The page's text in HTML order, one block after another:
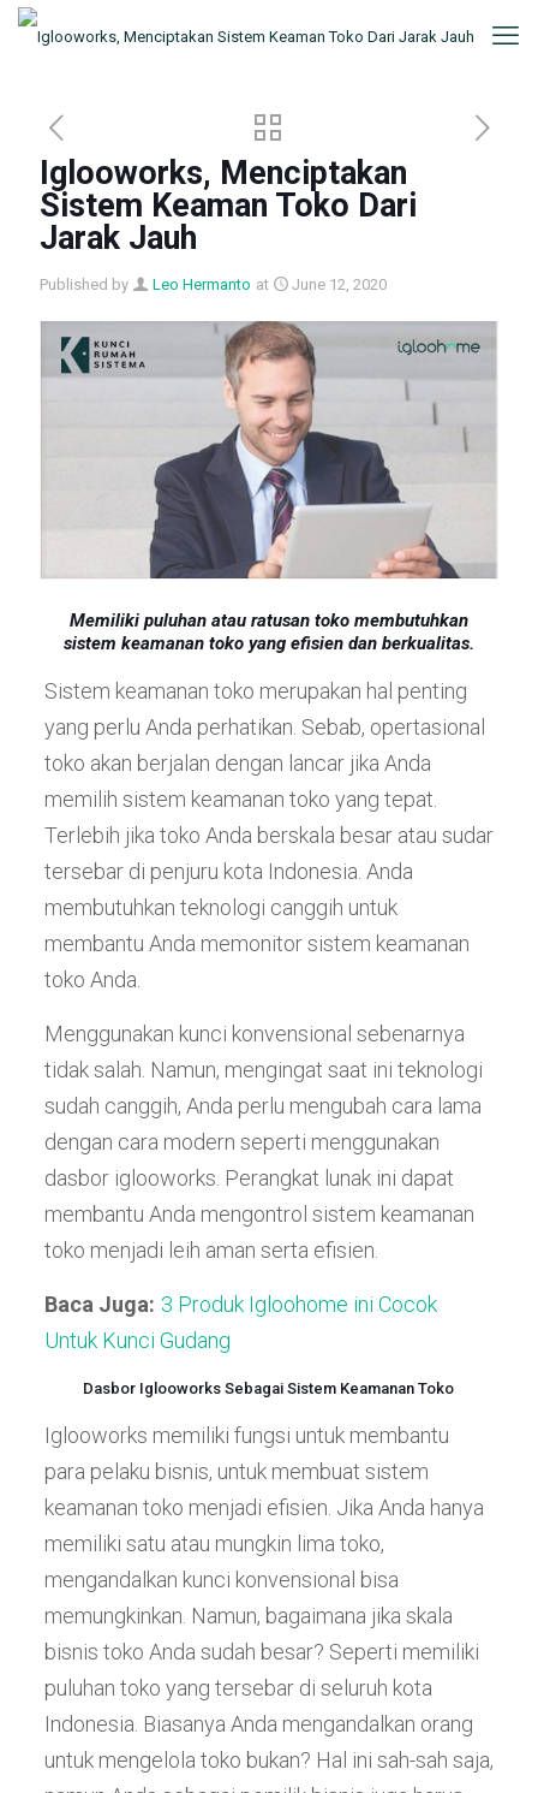
Iglooworks, Menciptakan
Sistem Keaman Toko Dari
Jarak Jauh
Published by Leo Hermanto at June 12, 2020
Memiliki puluhan atau ratusan toko membutuhkan
sistem keamanan toko yang efisien dan berkualitas.
Sistem keamanan toko merupakan hal penting
yang perlu Anda perhatikan. Sebab, opertasional
toko akan berjalan dengan lancar jika Anda
memilih sistem keamanan toko yang tepat.
Terlebih jika toko Anda berskala besar atau sudar
tersebar di penjuru kota Indonesia. Anda
membutuhkan teknologi canggih untuk
membantu Anda memonitor sistem keamanan
toko Anda.
Menggunakan kunci konvensional sebenarnya
tidak salah. Namun, mengingat saat ini teknologi
sudah canggih, Anda perlu mengubah cara lama
dengan cara modern seperti menggunakan
dasbor iglooworks. Perangkat lunak ini dapat
membantu Anda mengontrol sistem keamanan
toko menjadi leih aman serta efisien.
Baca Juga: 3 Produk Igloohome ini Cocok
Untuk Kunci Gudang
Dasbor Iglooworks Sebagai Sistem Keamanan Toko
Iglooworks memiliki fungsi untuk membantu
para pelaku bisnis, untuk membuat sistem
keamanan toko menjadi efisien. Jika Anda hanya
memiliki satu atau mungkin lima toko,
mengandalkan kunci konvensional bisa
memungkinkan. Namun, bagaimana jika skala
bisnis toko Anda sudah besar? Seperti memiliki
puluhan toko yang tersebar di seluruh kota
Indonesia. Biasanya Anda mengandalkan orang
untuk mengelola toko bukan? Hal ini sah-sah saja,